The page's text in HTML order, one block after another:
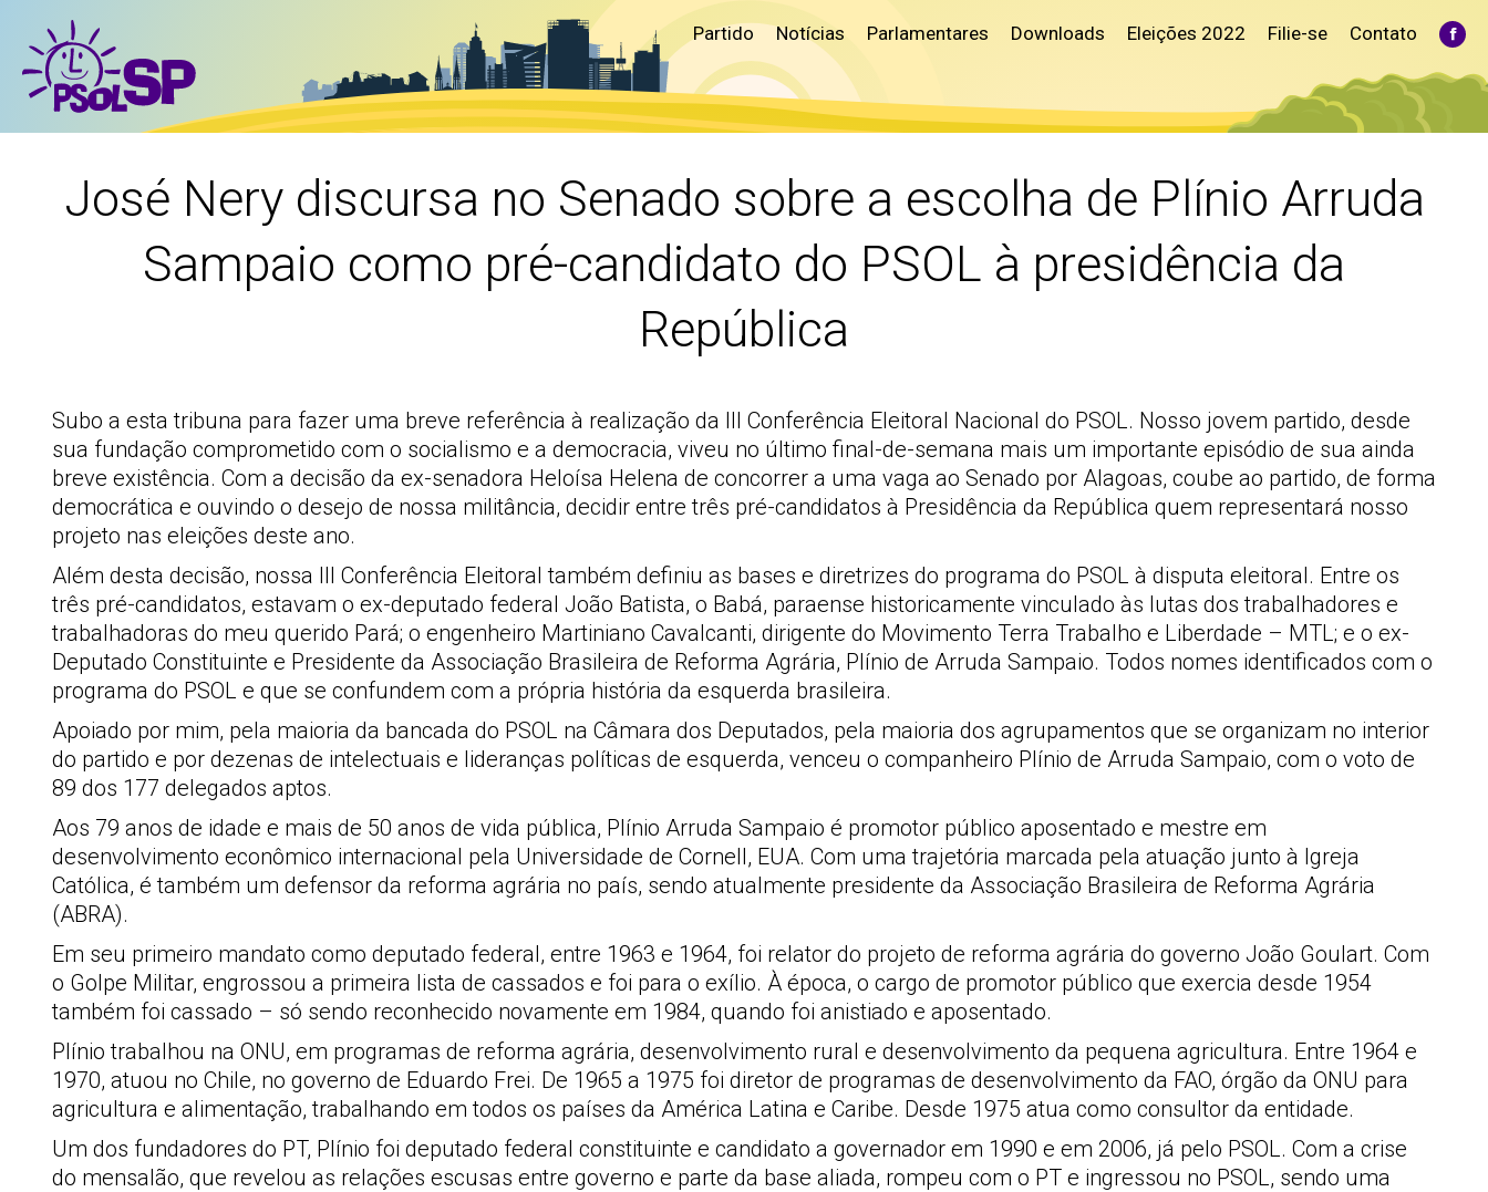
Partido Notícias Parlamentares Downloads Eleições 2022 Filie-se Contato
José Nery discursa no Senado sobre a escolha de Plínio Arruda
Sampaio como pré-candidato do PSOL à presidência da
República
Subo a esta tribuna para fazer uma breve referência à realização da III Conferência Eleitoral Nacional do PSOL. Nosso jovem partido, desde
sua fundação comprometido com o socialismo e a democracia, viveu no último final-de-semana mais um importante episódio de sua ainda
breve existência. Com a decisão da ex-senadora Heloísa Helena de concorrer a uma vaga ao Senado por Alagoas, coube ao partido, de forma
democrática e ouvindo o desejo de nossa militância, decidir entre três pré-candidatos à Presidência da República quem representará nosso
projeto nas eleições deste ano.
Além desta decisão, nossa III Conferência Eleitoral também definiu as bases e diretrizes do programa do PSOL à disputa eleitoral. Entre os
três pré-candidatos, estavam o ex-deputado federal João Batista, o Babá, paraense historicamente vinculado às lutas dos trabalhadores e
trabalhadoras do meu querido Pará; o engenheiro Martiniano Cavalcanti, dirigente do Movimento Terra Trabalho e Liberdade – MTL; e o ex-
Deputado Constituinte e Presidente da Associação Brasileira de Reforma Agrária, Plínio de Arruda Sampaio. Todos nomes identificados com o
programa do PSOL e que se confundem com a própria história da esquerda brasileira.
Apoiado por mim, pela maioria da bancada do PSOL na Câmara dos Deputados, pela maioria dos agrupamentos que se organizam no interior
do partido e por dezenas de intelectuais e lideranças políticas de esquerda, venceu o companheiro Plínio de Arruda Sampaio, com o voto de
89 dos 177 delegados aptos.
Aos 79 anos de idade e mais de 50 anos de vida pública, Plínio Arruda Sampaio é promotor público aposentado e mestre em
desenvolvimento econômico internacional pela Universidade de Cornell, EUA. Com uma trajetória marcada pela atuação junto à Igreja
Católica, é também um defensor da reforma agrária no país, sendo atualmente presidente da Associação Brasileira de Reforma Agrária
(ABRA).
Em seu primeiro mandato como deputado federal, entre 1963 e 1964, foi relator do projeto de reforma agrária do governo João Goulart. Com
o Golpe Militar, engrossou a primeira lista de cassados e foi para o exílio. À época, o cargo de promotor público que exercia desde 1954
também foi cassado – só sendo reconhecido novamente em 1984, quando foi anistiado e aposentado.
Plínio trabalhou na ONU, em programas de reforma agrária, desenvolvimento rural e desenvolvimento da pequena agricultura. Entre 1964 e
1970, atuou no Chile, no governo de Eduardo Frei. De 1965 a 1975 foi diretor de programas de desenvolvimento da FAO, órgão da ONU para
agricultura e alimentação, trabalhando em todos os países da América Latina e Caribe. Desde 1975 atua como consultor da entidade.
Um dos fundadores do PT, Plínio foi deputado federal constituinte e candidato a governador em 1990 e em 2006, já pelo PSOL. Com a crise
do mensalão, que revelou as relações escusas entre governo e parte da base aliada, rompeu com o PT e ingressou no PSOL, sendo uma